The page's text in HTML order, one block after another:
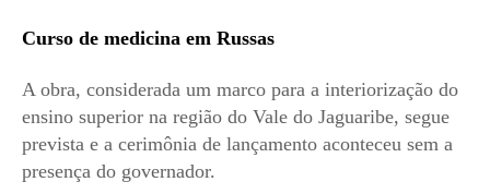
Curso de medicina em Russas
A obra, considerada um marco para a interiorização do
ensino superior na região do Vale do Jaguaribe, segue
prevista e a cerimônia de lançamento aconteceu sem a
presença do governador.